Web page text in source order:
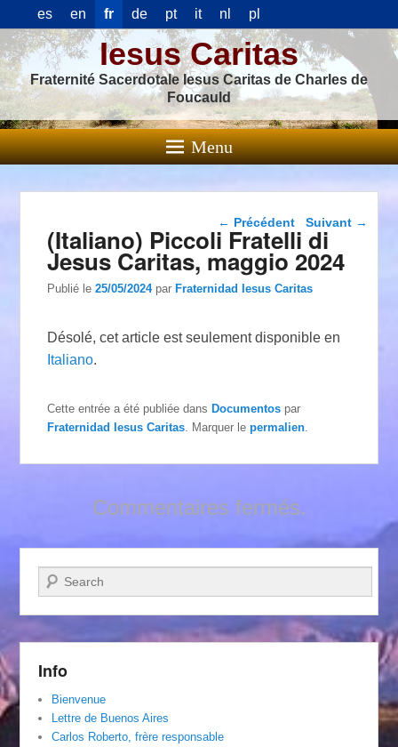
es en fr de pt it nl pl
Iesus Caritas
Fraternité Sacerdotale Iesus Caritas de Charles de
Foucauld
Menu
Navigation dans les
articles
← Précédent Suivant →
(Italiano) Piccoli Fratelli di
Jesus Caritas, maggio 2024
Publié le25/05/2024 parFraternidad Iesus Caritas
Désolé, cet article est seulement disponible en
Italiano.
Cette entrée a été publiée dansDocumentos par
Fraternidad Iesus Caritas . Marquer lepermalien
Commentaires fermés.
Recherche
Info
Bienvenue
Lettre de Buenos Aires
Carlos Roberto, frère responsable